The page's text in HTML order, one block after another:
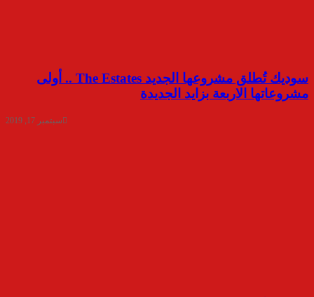
سوديك تُطلق مشروعها الجديد The Estates .. أولى
مشروعاتها الاربعة بزايد الجديدة
سبتمبر 17, 2019